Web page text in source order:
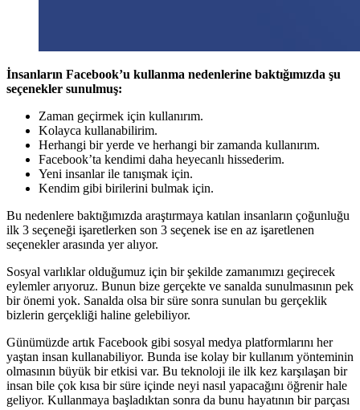
İnsanların Facebook’u kullanma nedenlerine baktığımızda şu
seçenekler sunulmuş:
Zaman geçirmek için kullanırım.
Kolayca kullanabilirim.
Herhangi bir yerde ve herhangi bir zamanda kullanırım.
Facebook’ta kendimi daha heyecanlı hissederim.
Yeni insanlar ile tanışmak için.
Kendim gibi birilerini bulmak için.
Bu nedenlere baktığımızda araştırmaya katılan insanların çoğunluğu
ilk 3 seçeneği işaretlerken son 3 seçenek ise en az işaretlenen
seçenekler arasında yer alıyor.
Sosyal varlıklar olduğumuz için bir şekilde zamanımızı geçirecek
eylemler arıyoruz. Bunun bize gerçekte ve sanalda sunulmasının pek
bir önemi yok. Sanalda olsa bir süre sonra sunulan bu gerçeklik
bizlerin gerçekliği haline gelebiliyor.
Günümüzde artık Facebook gibi sosyal medya platformlarını her
yaştan insan kullanabiliyor. Bunda ise kolay bir kullanım yönteminin
olmasının büyük bir etkisi var. Bu teknoloji ile ilk kez karşılaşan bir
insan bile çok kısa bir süre içinde neyi nasıl yapacağını öğrenir hale
geliyor. Kullanmaya başladıktan sonra da bunu hayatının bir parçası